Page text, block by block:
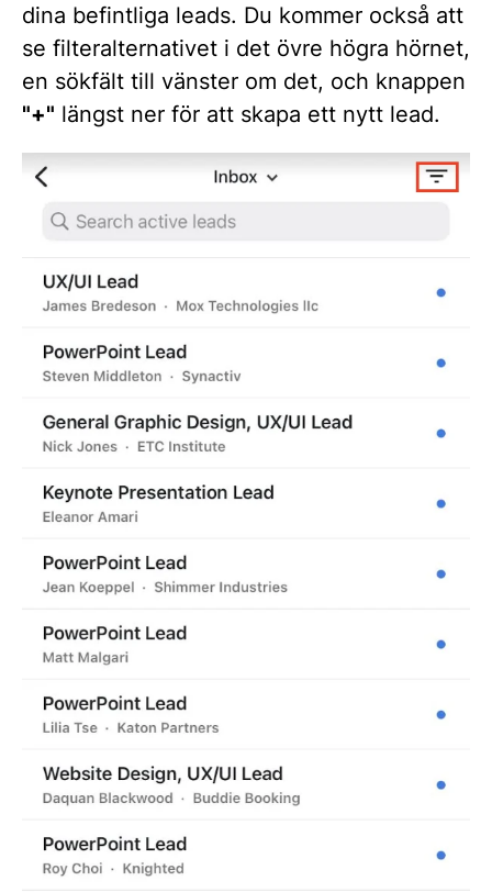
dina befintliga leads. Du kommer också att
se filteralternativet i det övre högra hörnet,
en sökfält till vänster om det, och knappen
"+" längst ner för att skapa ett nytt lead.